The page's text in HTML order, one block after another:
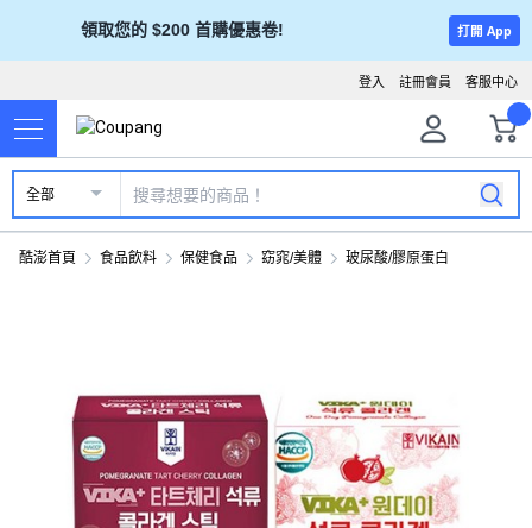
領取您的 $200 首購優惠卷! 打開 App
客服中心
註冊會員
登入
全部
酷澎首頁 食品飲料 保健食品 窈窕/美體 玻尿酸/膠原蛋白